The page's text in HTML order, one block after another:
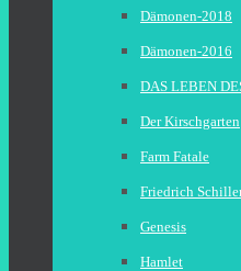
Dämonen-2018
Dämonen-2016
DAS LEBEN
Der Kirschgarten
Farm Fatale
Friedrich
Genesis
Hamlet